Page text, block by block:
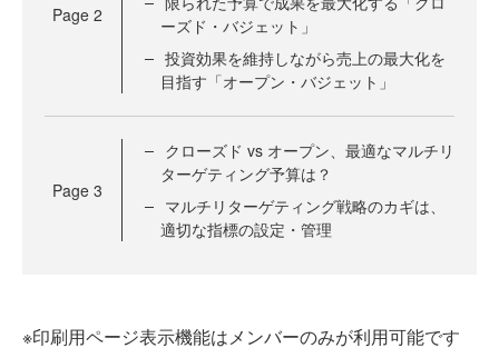
Page 2
ーズド・バジェット」
投資効果を維持しながら売上の最大化を
目指す「オープン・バジェット」
Page 3
クローズド vs オープン、最適なマルチリ
ターゲティング予算は？
マルチリターゲティング戦略のカギは、
適切な指標の設定・管理
※印刷用ページ表示機能はメンバーのみが利用可能です